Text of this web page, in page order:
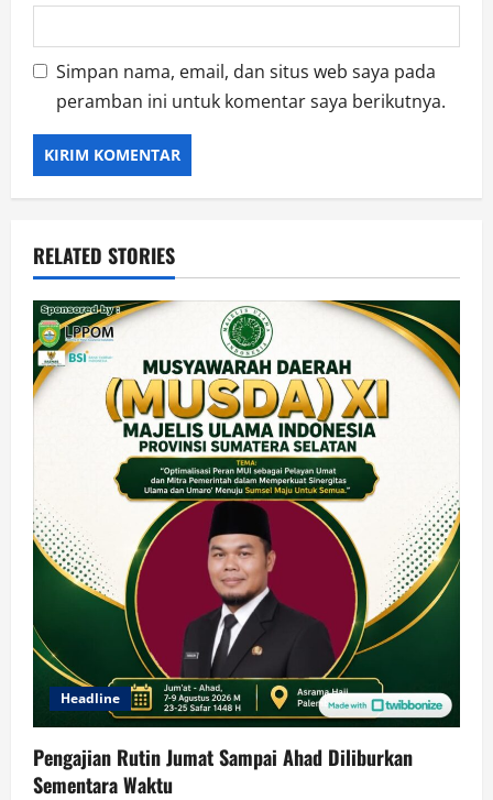
Simpan nama, email, dan situs web saya pada
peramban ini untuk komentar saya berikutnya.
RELATED STORIES
Headline
Pengajian Rutin Jumat Sampai Ahad Diliburkan
Sementara Waktu